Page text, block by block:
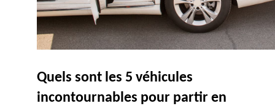
Quels sont les 5 véhicules
incontournables pour partir en